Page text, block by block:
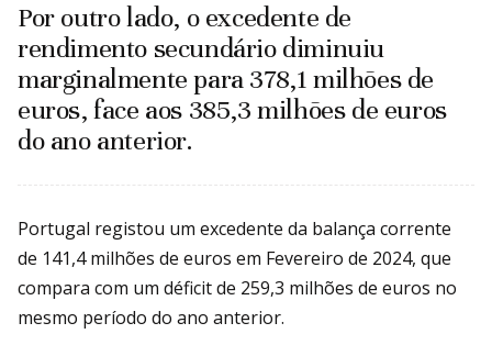
Por outro lado, o excedente de
rendimento secundário diminuiu
marginalmente para 378,1 milhões de
euros, face aos 385,3 milhões de euros
do ano anterior.
Portugal registou um excedente da balança corrente
de 141,4 milhões de euros em Fevereiro de 2024, que
compara com um déficit de 259,3 milhões de euros no
mesmo período do ano anterior.